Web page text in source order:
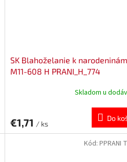
SK Blahoželanie k
M11-608 H PRANI_H_774
Skladom u
€1,71 / ks
Do
Kód: PPRANI